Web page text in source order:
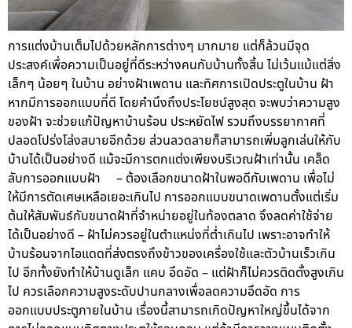
การแต่งบ้านเต็มไปด้วยหลักการต่างๆ มากมาย แต่ก็ล้วนมีจุด
ประสงค์เพื่อความเป็นอยู่ที่ดีระหว่างคนกับบ้านทั้งสิ้น ไม่เว้นแม้แต่สิ่ง
เล็กๆ น้อยๆ ในบ้าน อย่างฝ้าเพดาน และทิศการเปิดประตูในบ้าน ฝ้า
หากมีการออกแบบที่ดี โดยคำนึงถึงประโยชน์สูงสุด จะพบว่าความสูง
ของฝ้า จะช่วยแก้ปัญหาบ้านร้อน ประหยัดไฟ รวมถึงบรรยากาศที่
ปลอดโปร่งโล่งสบายอีกด้วย ส่วนลวดลายก็สามารถเพิ่มลูกเล่นให้กับ
บ้านได้เป็นอย่างดี แม้จะมีการตกแต่งเพียงบริเวณฝ้าเท่านั้น เคล็ด
ลับการออกแบบฝ้า – ต้องเลือกขนาดฝ้าในพอดีกับเพดาน เพื่อไม่
ให้มีการตัดเศษเหลือเยอะเกินไป การออกแบบขนาดเพดานตั้งแต่เริ่ม
ต้นให้สัมพันธ์กับขนาดฝ้าที่จำหน่ายอยู่ในท้องตลาด จึงลดค่าใช้จ่าย
ได้เป็นอย่างดี – ฝ้าไม่ควรอยู่ในตำแหน่งที่ต่ำเกินไป เพราะอาจทำให้
บ้านร้อนจากไอแดดที่ส่งตรงถึงข้าวของเครื่องใช้และตัวบ้านเร็วเกิน
ไป อีกทั้งยังทำให้บ้านดูเล็ก แคบ อึดอัด – แต่ฝ้าก็ไม่ควรติดตั้งสูงเกิน
ไป ควรเลือกความสูงระดับปานกลางเพื่อลดความอึดอัด การ
ออกแบบประตูภายในบ้าน เรื่องนี้สามารถเกิดปัญหาใหญ่ขึ้นได้จาก